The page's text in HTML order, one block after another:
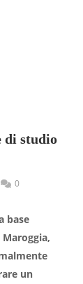
di studio
0
base
un